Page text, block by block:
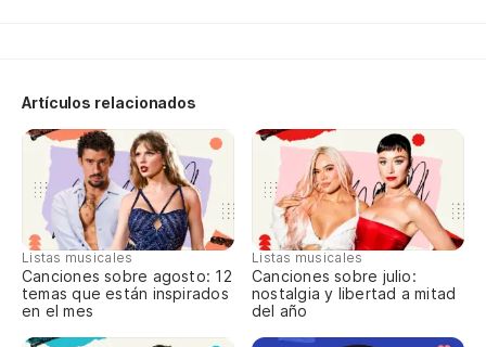
Artículos relacionados
Listas musicales
Canciones sobre agosto: 12
temas que están inspirados
en el mes
Listas musicales
Canciones sobre julio:
nostalgia y libertad a mitad
del año